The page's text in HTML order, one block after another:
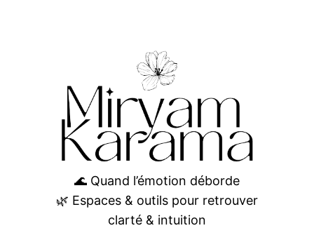
🌊 Quand l’émotion déborde
🌿 Espaces & outils pour retrouver
clarté & intuition